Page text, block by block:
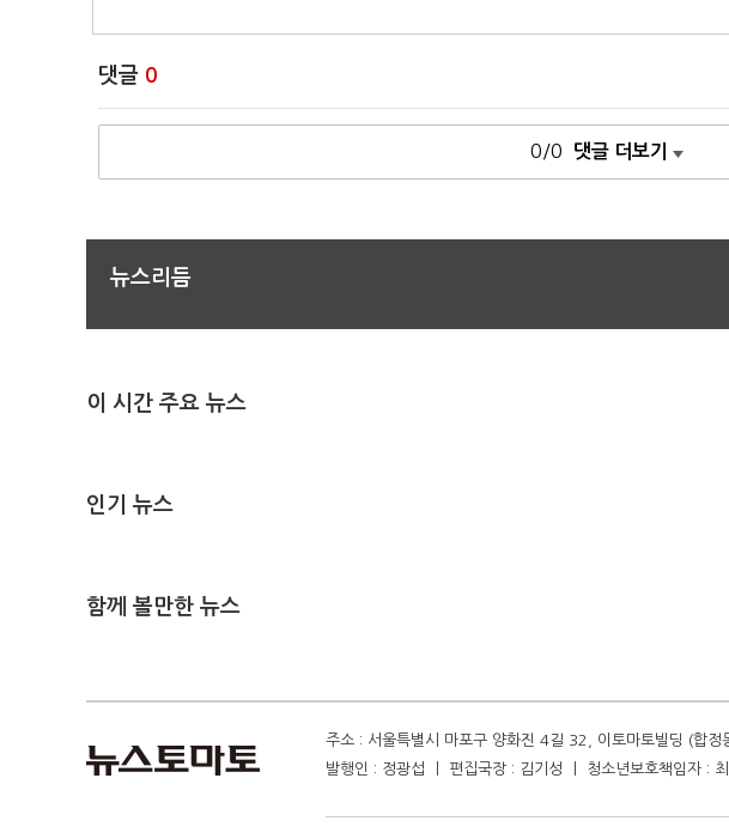
댓글 0
0/0 댓글 더보기
뉴스리듬
이 시간 주요 뉴스
인기 뉴스
함께 볼만한 뉴스
주소 : 서울특별시 마포구 양화진 4길 32, 이토마토빌딩 (합
발행인 : 정광섭 ㅣ 편집국장 : 김기성 ㅣ 청소년보호책임